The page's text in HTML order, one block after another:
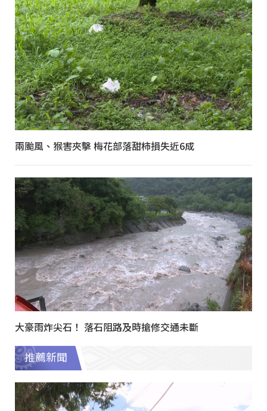
兩颱風、猴害夾擊 梅花部落甜柿損失近6成
大豪雨炸尖石！ 落石阻路及時搶修交通未斷
推薦新聞